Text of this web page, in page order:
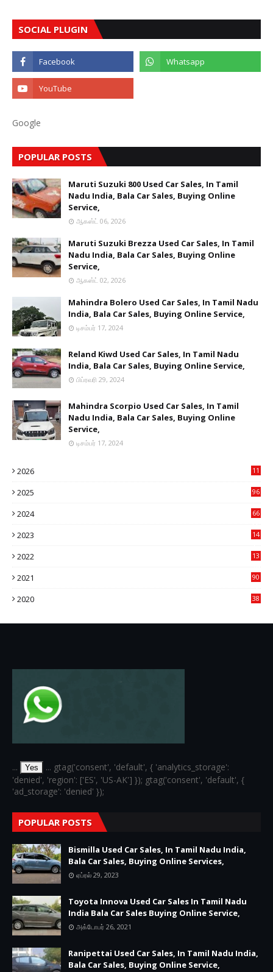
SOCIAL PLUGIN
Google
POPULAR POSTS
Maruti Suzuki 800 Used Car Sales, In Tamil
Nadu India, Bala Car Sales, Buying Online
Service,
ஆகஸ்ட் 06, 2026
Maruti Suzuki Brezza Used Car Sales, In Tamil
Nadu India, Bala Car Sales, Buying Online
Service,
ஆகஸ்ட் 02, 2026
Mahindra Bolero Used Car Sales, In Tamil Nadu
India, Bala Car Sales, Buying Online Service,
டிசம்பர் 17, 2024
Reland Kiwd Used Car Sales, In Tamil Nadu
India, Bala Car Sales, Buying Online Service,
பிப்ரவரி 29, 2024
Mahindra Scorpio Used Car Sales, In Tamil
Nadu India, Bala Car Sales, Buying Online
Service,
டிசம்பர் 17, 2024
2026
11
2025
96
2024
66
2023
14
2022
13
2021
90
2020
38
... Yes
... gtag('consent', 'default', { 'analytics_storage':
'denied', 'region': ['ES', 'US-AK'] }); gtag('consent', 'default', {
'ad_storage': 'denied' });
POPULAR POSTS
Bismilla Used Car Sales, In Tamil Nadu India,
Bala Car Sales, Buying Online Services,
ஏப்ரல் 29, 2023
Toyota Innova Used Car Sales In Tamil Nadu
India Bala Car Sales Buying Online Service,
அக்டோபர் 26, 2021
Ranipettai Used Car Sales, In Tamil Nadu India,
Bala Car Sales, Buying Online Service,